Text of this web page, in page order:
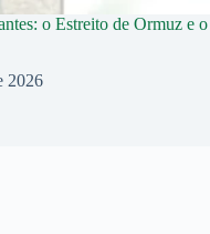
o Estreito de Ormuz e
2026